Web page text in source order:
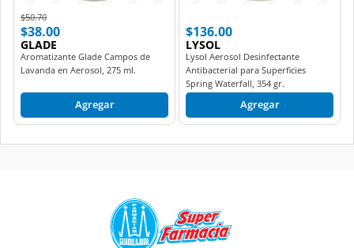
Price reduced from
$50.70to
$38.00
GLADE
Aromatizante Glade Campos de
Lavanda en Aerosol, 275 ml.
Agregar
$136.00
LYSOL
Lysol Aerosol Desinfectante
Antibacterial para Superficies
Spring Waterfall, 354 gr.
Agregar